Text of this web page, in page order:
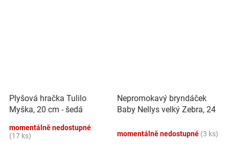
Plyšová hračka Tulilo
Myška, 20 cm - šedá
momentálně nedostupné
(17 ks)
Nepromokavý bryndáček
Baby Nellys velký Zebra, 24
momentálně nedostupné (3 ks)